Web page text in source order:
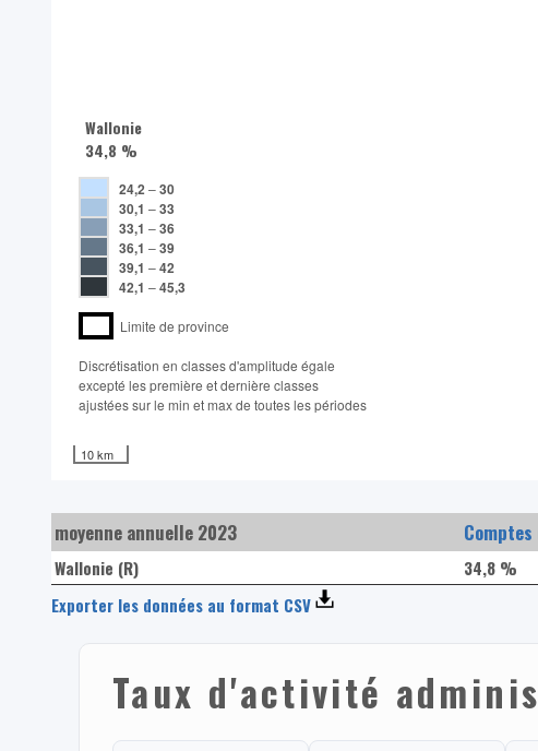
Wallonie
34,8 %
24,2 –30
30,1 –33
33,1 –36
36,1 –39
39,1 –42
42,1 –45,3
Limite de province
Discrétisation en classes d'amplitude égale​
excepté les première et dernière classes
ajustées sur le min et max de toutes les périodes
10 km
moyenne annuelle 2023
Wallonie (R)
34,8 %
Exporter les données au format CSV
Taux d'activité